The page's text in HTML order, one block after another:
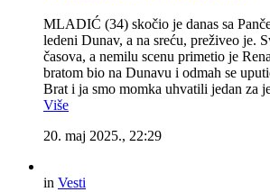
MLADIĆ (34) skočio je danas sa
ledeni Dunav, a na sreću, preživeo je.
časova, a nemilu scenu primetio je
bratom bio na Dunavu i odmah se
Brat i ja smo momka uhvatili jedan za
Više
20. maj 2025., 22:29
in Vesti